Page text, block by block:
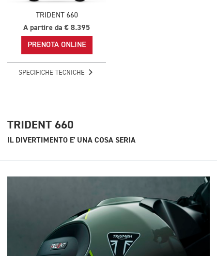
TRIDENT 660
A partire da € 8.395
PRENOTA ONLINE
SPECIFICHE TECNICHE
TRIDENT 660
IL DIVERTIMENTO E' UNA COSA SERIA